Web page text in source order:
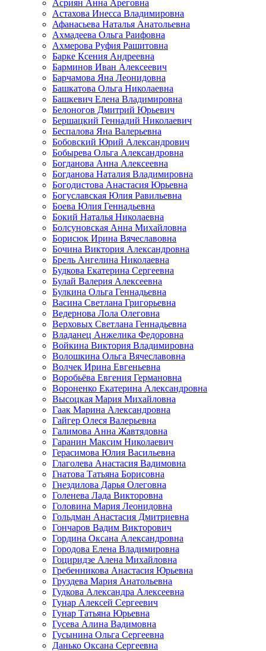
Асриян Анна Ареговна
Астахова Инесса Владимировна
Афанасьева Наталья Анатольевна
Ахмадеева Ольга Раифовна
Ахмерова Руфия Рашитовна
Барке Ксения Андреевна
Барминов Иван Алексеевич
Барчамова Яна Леонидовна
Башкатова Ольга Николаевна
Башкевич Елена Владимировна
Белоногов Дмитрий Юрьевич
Бершацкий Геннадий Николаевич
Беспалова Яна Валерьевна
Бобовский Юрий Александрович
Бобырева Ольга Александровна
Богданова Анна Алексеевна
Богданова Наталия Владимировна
Богодистова Анастасия Юрьевна
Богуславская Юлия Равильевна
Боева Юлия Геннадьевна
Бокий Наталья Николаевна
Болсуновская Анна Михайловна
Борисюк Ирина Вячеславовна
Бочина Виктория Александровна
Брель Ангелина Николаевна
Будкова Екатерина Сергеевна
Булай Валерия Алексеевна
Булкина Ольга Геннадьевна
Васина Светлана Григорьевна
Ведернова Лола Олеговна
Верховых Светлана Геннадьевна
Владанец Анжелика Федоровна
Войкина Виктория Владимировна
Волошкина Ольга Вячеславовна
Волчек Ирина Евгеньевна
Воробьёва Евгения Германовна
Вороненко Екатерина Александровна
Высоцкая Мария Михайловна
Гаак Марина Александровна
Гайгер Олеся Валерьевна
Галимова Анна Жавтядовна
Гаранин Максим Николаевич
Герасимова Юлия Васильевна
Глаголева Анастасия Вадимовна
Гнатова Татьяна Борисовна
Гнездилова Дарья Олеговна
Голенева Лада Викторовна
Головина Мария Леонидовна
Гольдман Анастасия Дмитриевна
Гончаров Вадим Викторович
Гордина Оксана Александровна
Городова Елена Владимировна
Гоциридзе Алена Михайловна
Гребенникова Анастасия Юрьевна
Груздева Мария Анатольевна
Гудкова Александра Алексеевна
Гунар Алексей Сергеевич
Гунар Татьяна Юрьевна
Гусева Алина Вадимовна
Гусынина Ольга Сергеевна
Данько Оксана Сергеевна